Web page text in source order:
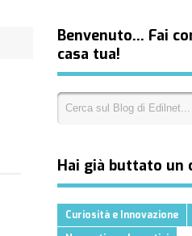
Benvenuto… Fai
casa tua!
Hai già buttato un
Curiosità e Innovazione